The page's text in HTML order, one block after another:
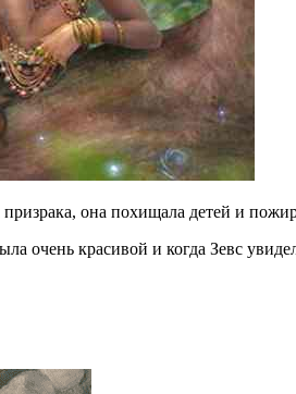
она похищала детей и
очень красивой и когда Зевс